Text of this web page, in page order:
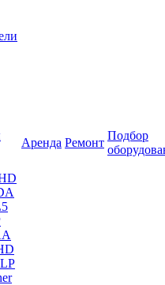
Аренда Ремонт
Подбор